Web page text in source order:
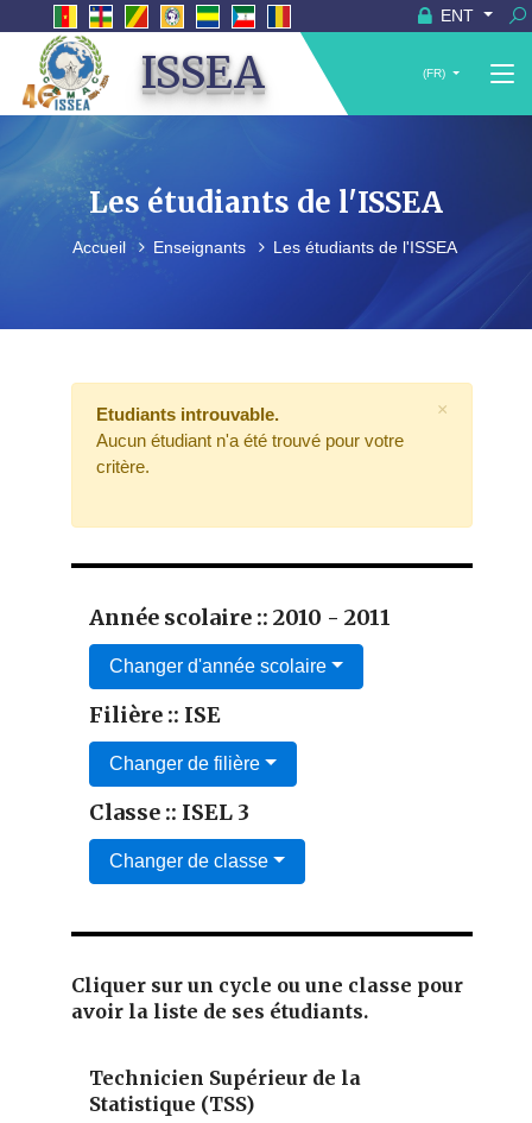
ENT
ISSEA (FR)
Les étudiants de l'ISSEA
Accueil Enseignants Les étudiants de l'ISSEA
Etudiants introuvable.
Aucun étudiant n'a été trouvé pour votre
critère.
×
Année scolaire :: 2010 - 2011
Changer d'année scolaire
Filière :: ISE
Changer de filière
Classe :: ISEL 3
Changer de classe
Cliquer sur un cycle ou une classe pour
avoir la liste de ses étudiants.
Technicien Supérieur de la
Statistique (TSS)